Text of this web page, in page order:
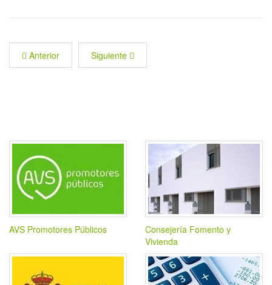
Anterior Siguiente
AVS Promotores Públicos
Consejería Fomento y
Vivienda